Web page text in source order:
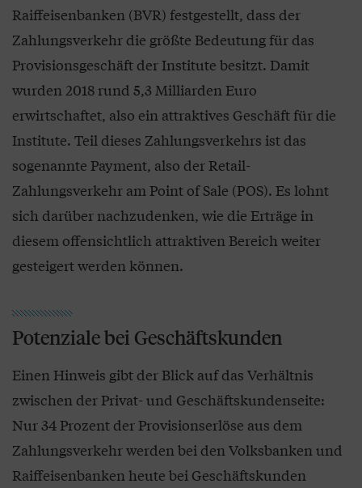
Raiffeisenbanken (BVR) festgestellt, dass der
Zahlungsverkehr die größte Bedeutung für das
Provisionsgeschäft der Institute besitzt. Damit
wurden 2018 rund 5,3 Milliarden Euro
erwirtschaftet, also ein attraktives Geschäft für die
Institute. Teil dieses Zahlungsverkehrs ist das
sogenannte Payment, also der Retail-
Zahlungsverkehr am Point of Sale (POS). Es lohnt
sich darüber nachzudenken, wie die Erträge in
diesem offensichtlich attraktiven Bereich weiter
gesteigert werden können.
Potenziale bei Geschäftskunden
Einen Hinweis gibt der Blick auf das Verhältnis
zwischen der Privat- und Geschäftskundenseite:
Nur 34 Prozent der Provisionserlöse aus dem
Zahlungsverkehr werden bei den Volksbanken und
Raiffeisenbanken heute bei Geschäftskunden